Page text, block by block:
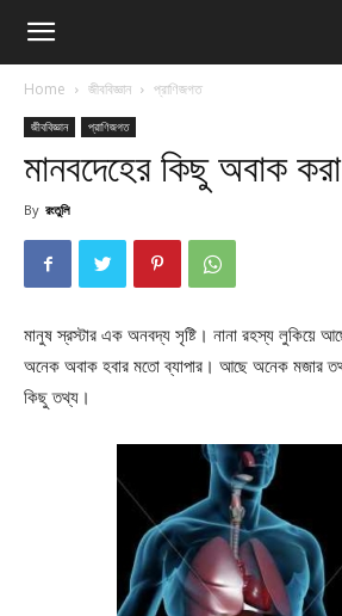
Home জীববিজ্ঞান প্রাণিজগত
জীববিজ্ঞান প্রাণিজগত
মানবদেহের কিছু অবাক
By রংতুলি
মানুষ স্রস্টার এক অনবদ্য সৃষ্টি। নানা রহস্য লুকিয়ে
অনেক অবাক হবার মতো ব্যাপার। আছে অনেক মজার
কিছু তথ্য।